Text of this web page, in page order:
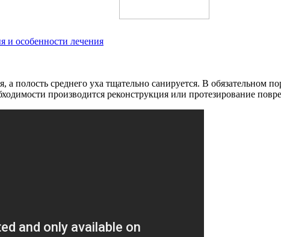
и особенности лечения
полость среднего уха тщательно санируется. В обязательном
производится реконструкция или протезирование